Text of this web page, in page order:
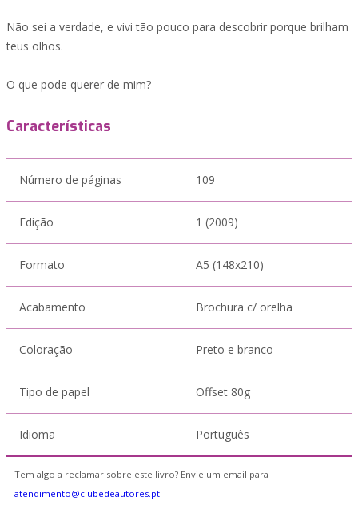
Não sei a verdade, e vivi tão pouco para descobrir porque brilham
teus olhos.
O que pode querer de mim?
Características
Número de páginas 109
Edição 1 (2009)
Formato A5 (148x210)
Acabamento Brochura c/ orelha
Coloração Preto e branco
Tipo de papel Offset 80g
Idioma Português
Tem algo a reclamar sobre este livro? Envie um email para
atendimento@clubedeautores.pt